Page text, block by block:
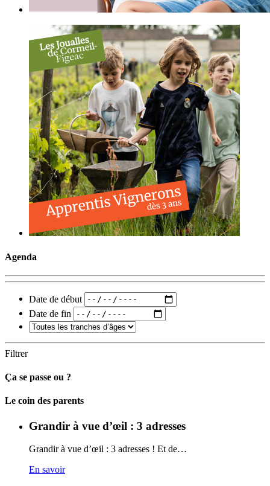
Agenda
Date de début
Date de fin
Filtrer
Ça se passe ou ?
Carto
Le coin des parents
Grandir à vue d’œil : 3 adresses
Grandir à vue d’œil : 3 adresses ! Et de…
En savoir